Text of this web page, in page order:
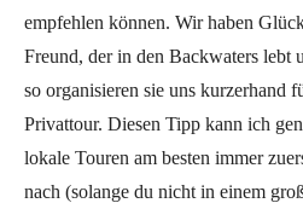
empfehlen können. Wir haben
Freund, der in den Backwaters lebt
so organisieren sie uns kurzerhand
Privattour. Diesen Tipp kann ich
lokale Touren am besten immer
nach (solange du nicht in einem